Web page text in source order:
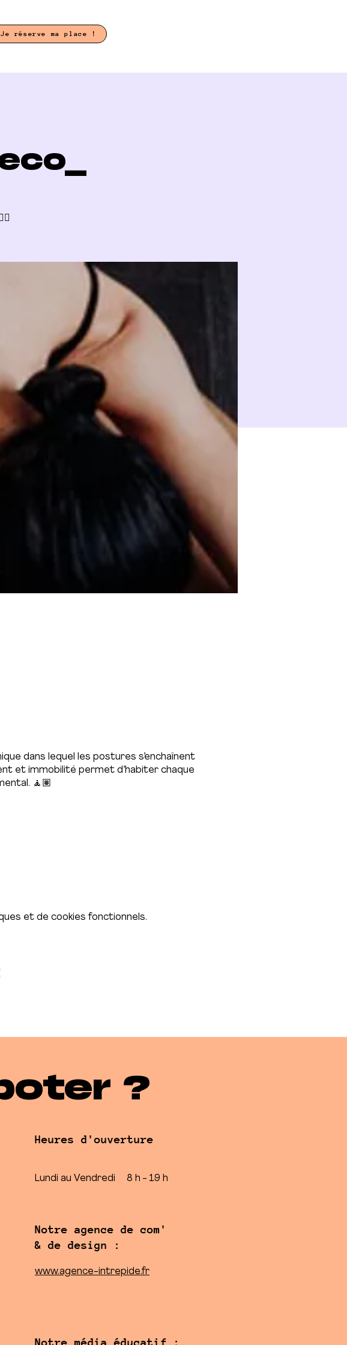
Je réserve ma place !
dans lequel les postures s’enchaînent
et immobilité permet d’habiter chaque
🧘🏽
réservé pour la durée de la formule (6
et de cookies fonctionnels.
?
Heures d'ouverture
Lundi au Vendredi 8 h - 19 h
Notre agence de com'
& de design :
www.agence-intrepide.fr
Notre média éducatif :